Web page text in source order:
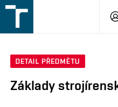
v
DETAIL PŘEDMĚTU
Základy